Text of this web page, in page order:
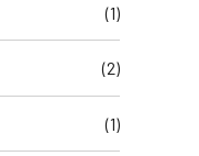
(1)
(2)
(1)